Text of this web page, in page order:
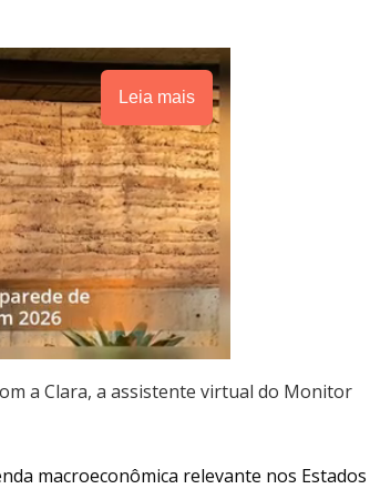
Leia mais
a Clara, a assistente virtual do Monitor
macroeconômica relevante nos Estados